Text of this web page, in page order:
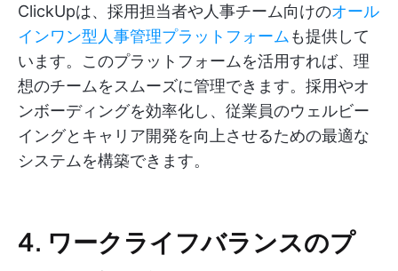
ClickUpは、採用担当者や人事チーム向けのオール
インワン型人事管理プラットフォーム も提供して
います。このプラットフォームを活用すれば、理
想のチームをスムーズに管理できます。採用やオ
ンボーディングを効率化し、従業員のウェルビー
イングとキャリア開発を向上させるための最適な
システムを構築できます。
4. ワークライフバランスのプ